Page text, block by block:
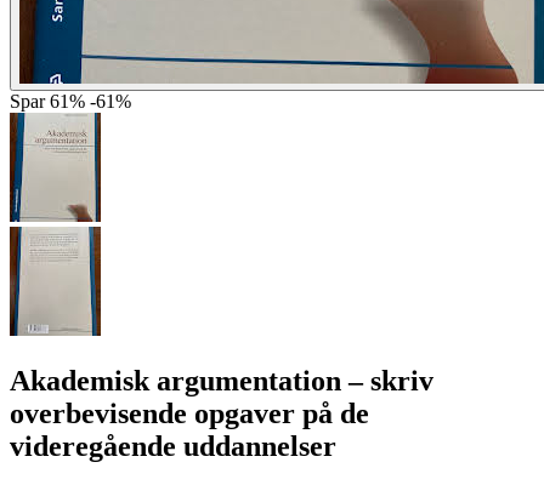
Spar 61% -61%
Akademisk argumentation– skriv
overbevisende opgaver på de
videregående uddannelser